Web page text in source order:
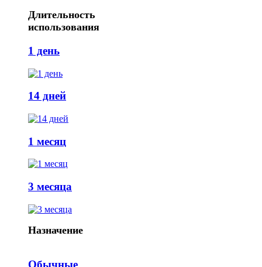
Длительность
использования
1 день
14 дней
1 месяц
3 месяца
Назначение
Обычные